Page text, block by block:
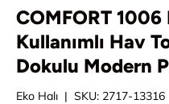
COMFORT 1006
Kullanımlı Hav
Dokulu Modern
Eko Halı | SKU: 2717-13316